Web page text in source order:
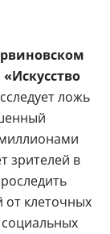
ложь
зрителей в
от клеточных